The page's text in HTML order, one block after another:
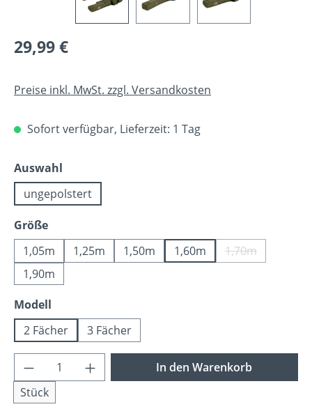
Regulärer Preis:
29,99 €
Preise inkl. MwSt. zzgl. Versandkosten
Sofort verfügbar, Lieferzeit: 1 Tag
Auswahl
ungepolstert
Größeauswählen
1,05m
1,25m 1,50m 1,60m 1,70m(Diese Option
1,90m
Modell
2 Fächer
3 Fächer
Produkt Anzahl: Gib den gewünschten
Stück
In den Warenkorb